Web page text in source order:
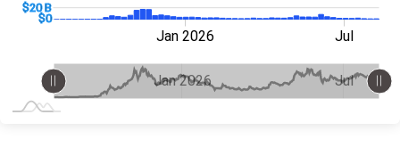
$20 B
$0
$20 B
Jul
Jan 2026
L
Jul Jan 2026 Jul
Jan 2027